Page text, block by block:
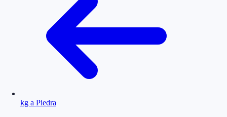
kg a Piedra